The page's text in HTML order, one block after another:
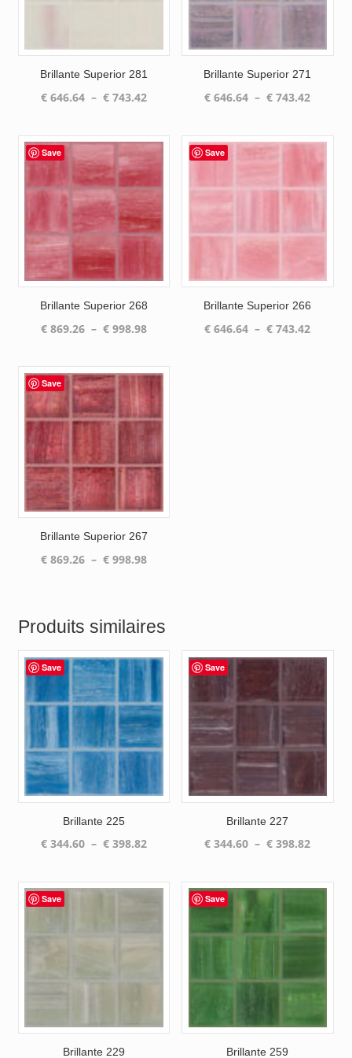
Brillante Superior 281
€646.64 – €743.42Plage
€ 646.64
à
€ 743.42
Brillante Superior 271
€ 646.64 – € 743.42Plage
€
€
Save
Brillante Superior 268
€869.26 – €998.98Plage
€ 869.26
à
€ 998.98
Save
Brillante Superior 266
€ 646.64 – € 743.42
Save
Brillante Superior 267
€869.26 – €998.98Plage
à
Produits similaires
Save
Brillante 225
€344.60 – €398.82Plage
€ 344.60
Save
Brillante 227
€ 344.60 – € 398.82Plage
€
€
Save
Brillante 229
Save
Brillante 259